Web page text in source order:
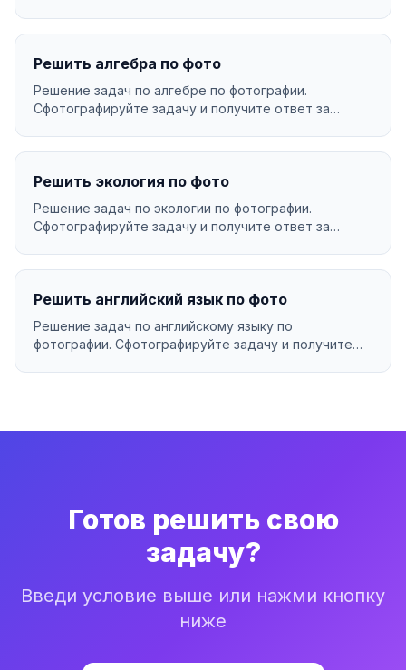
Решить алгебра по фото
Решение задач по алгебре по фотографии.
Сфотографируйте задачу и получите ответ за
Решить экология по фото
Решение задач по экологии по фотографии.
Сфотографируйте задачу и получите ответ за
Решить английский язык по фото
Решение задач по английскому языку по
фотографии. Сфотографируйте задачу и получите
Готов решить свою
задачу?
Введи условие выше или нажми кнопку
ниже